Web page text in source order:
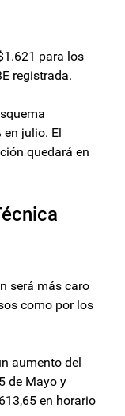
para los
registrada.
julio. El
quedará en
será más caro
como por los
aumento del
de Mayo y
en horario